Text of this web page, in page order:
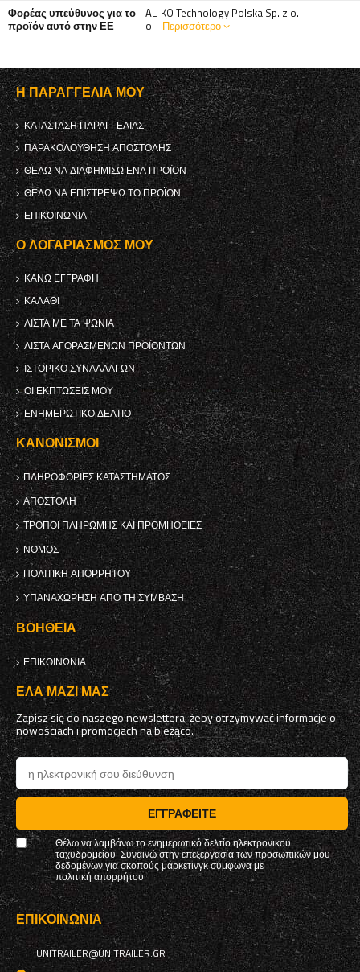
Φορέας υπεύθυνος για το
προϊόν αυτό στην ΕΕ
AL-KO Technology Polska Sp. z o.
o. Περισσότερο
Η ΠΑΡΑΓΓΕΛΊΑ ΜΟΥ
ΚΑΤΆΣΤΑΣΗ ΠΑΡΑΓΓΕΛΊΑΣ
ΠΑΡΑΚΟΛΟΎΘΗΣΗ ΑΠΟΣΤΟΛΉΣ
ΘΈΛΩ ΝΑ ΔΙΑΦΗΜΊΣΩ ΈΝΑ ΠΡΟΪΌΝ
ΘΈΛΩ ΝΑ ΕΠΙΣΤΡΈΨΩ ΤΟ ΠΡΟΪΌΝ
ΕΠΙΚΟΙΝΩΝΊΑ
Ο ΛΟΓΑΡΙΑΣΜΌΣ ΜΟΥ
ΚΑΝΩ ΕΓΓΡΑΦΗ
ΚΑΛΆΘΙ
ΛΊΣΤΑ ΜΕ ΤΑ ΨΏΝΙΑ
ΛΊΣΤΑ ΑΓΟΡΑΣΜΈΝΩΝ ΠΡΟΪΌΝΤΩΝ
ΙΣΤΟΡΙΚΌ ΣΥΝΑΛΛΑΓΏΝ
ΟΙ ΕΚΠΤΏΣΕΙΣ ΜΟΥ
ΕΝΗΜΕΡΩΤΙΚΌ ΔΕΛΤΊΟ
ΚΑΝΟΝΙΣΜΟΊ
ΠΛΗΡΟΦΟΡΊΕΣ ΚΑΤΑΣΤΉΜΑΤΟΣ
ΑΠΟΣΤΟΛΉ
ΤΡΌΠΟΙ ΠΛΗΡΩΜΉΣ ΚΑΙ ΠΡΟΜΉΘΕΙΕΣ
ΝΌΜΟΣ
ΠΟΛΙΤΙΚΉ ΑΠΟΡΡΉΤΟΥ
ΥΠΑΝΑΧΏΡΗΣΗ ΑΠΌ ΤΗ ΣΎΜΒΑΣΗ
ΒΟΉΘΕΙΑ
ΕΠΙΚΟΙΝΩΝΊΑ
ΈΛΑ ΜΑΖΊ ΜΑΣ
Zapisz się do naszego newslettera, żeby otrzymywać informacje o
nowościach i promocjach na bieżąco.
ΕΓΓΡΑΦΕΊΤΕ
Θέλω να λαμβάνω το ενημερωτικό δελτίο ηλεκτρονικού
ταχυδρομείου. Συναινώ στην επεξεργασία των προσωπικών μου
δεδομένων για σκοπούς μάρκετινγκ σύμφωνα με
πολιτική απορρήτου
ΕΠΙΚΟΙΝΩΝΊΑ
UNITRAILER@UNITRAILER.GR